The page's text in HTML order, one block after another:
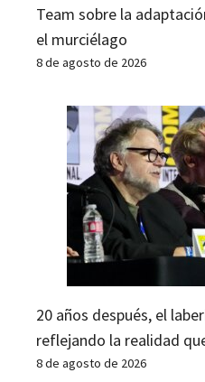
Team sobre la
el murciélago
8 de agosto de 2026
20 años después, el
reflejando la realidad
8 de agosto de 2026